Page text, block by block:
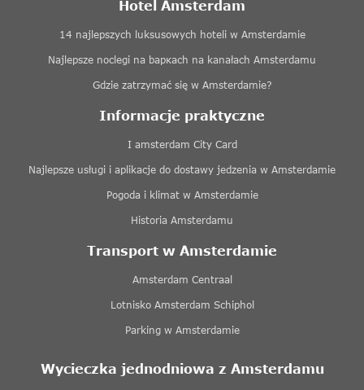
Hotel Amsterdam
14 najlepszych luksusowych hoteli w Amsterdamie
Najlepsze noclegi na baркach na kanałach Amsterdamu
Gdzie zatrzymać się w Amsterdamie?
Informacje praktyczne
I amsterdam City Card
Najlepsze usługi i aplikacje do dostawy jedzenia w Amsterdamie
Pogoda i klimat w Amsterdamie
Historia Amsterdamu
Transport w Amsterdamie
Amsterdam Centraal
Lotnisko Amsterdam Schiphol
Parking w Amsterdamie
Wycieczka jednodniowa z Amsterdamu